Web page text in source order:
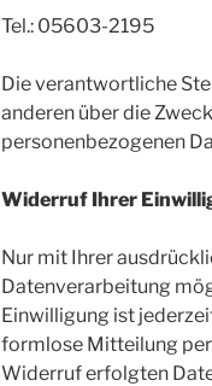
Tel.: 05603-2195
Die verantwortliche
anderen über die
personenbezogenen
Widerruf Ihrer
Nur mit Ihrer
Datenverarbeitung
Einwilligung ist
formlose Mitteilung
Widerruf erfolgten